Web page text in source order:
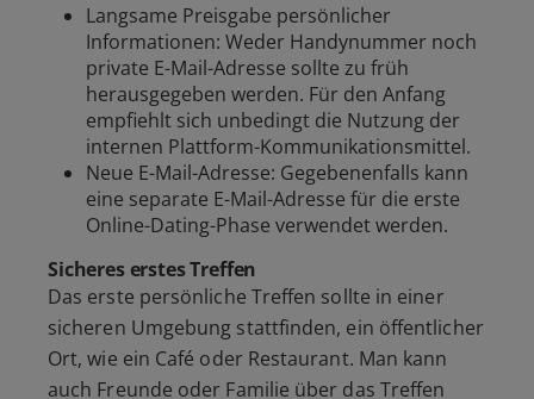
Langsame Preisgabe persönlicher
Informationen: Weder Handynummer noch
private E-Mail-Adresse sollte zu früh
herausgegeben werden. Für den Anfang
empfiehlt sich unbedingt die Nutzung der
internen Plattform-Kommunikationsmittel.
Neue E-Mail-Adresse: Gegebenenfalls kann
eine separate E-Mail-Adresse für die erste
Online-Dating-Phase verwendet werden.
Sicheres erstes Treffen
Das erste persönliche Treffen sollte in einer
sicheren Umgebung stattfinden, ein öffentlicher
Ort, wie ein Café oder Restaurant. Man kann
auch Freunde oder Familie über das Treffen